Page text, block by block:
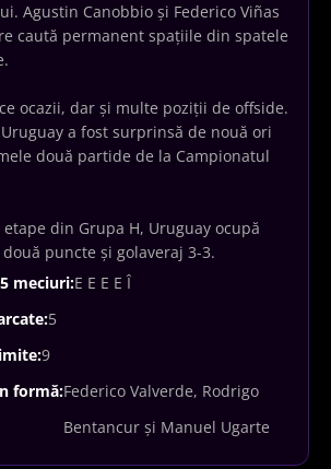
Agustin Canobbio și Federico Viñas
caută permanent spațiile din spatele
ocazii, dar și multe poziții de offside.
a fost surprinsă de nouă ori
două partide de la Campionatul
din Grupa H, Uruguay ocupă
puncte și golaveraj 3-3.
meciuri:E E E E Î
5
9
formă:Federico Valverde, Rodrigo
Bentancur și Manuel Ugarte